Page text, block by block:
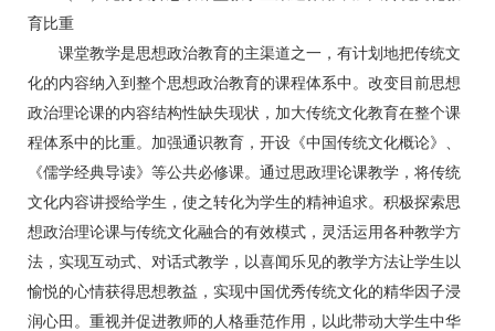
育比重
课堂教学是思想政治教育的主渠道之一，有计划地把传统文
化的内容纳入到整个思想政治教育的课程体系中。改变目前思想
政治理论课的内容结构性缺失现状，加大传统文化教育在整个课
程体系中的比重。加强通识教育，开设《中国传统文化概论》、
《儒学经典导读》等公共必修课。通过思政理论课教学，将传统
文化内容讲授给学生，使之转化为学生的精神追求。积极探索思
想政治理论课与传统文化融合的有效模式，灵活运用各种教学方
法，实现互动式、对话式教学，以喜闻乐见的教学方法让学生以
愉悦的心情获得思想教益，实现中国优秀传统文化的精华因子浸
润心田。重视并促进教师的人格垂范作用，以此带动大学生中华